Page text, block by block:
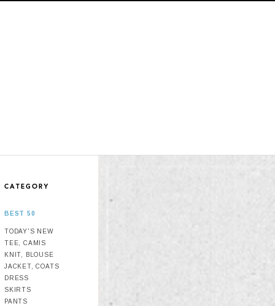
BEST 50
TODAY'S NEW
TEE, CAMIS
KNIT, BLOUSE
JACKET, COATS
DRESS
SKIRTS
PANTS